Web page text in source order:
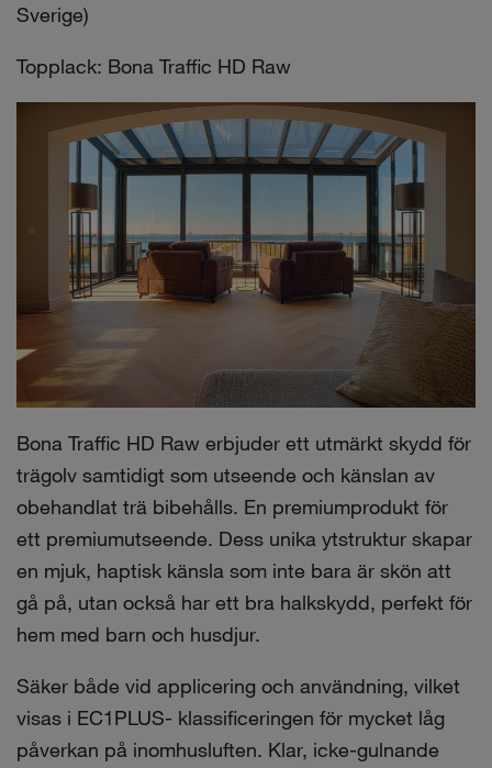
Sverige)
Topplack: Bona Traffic HD Raw
Bona Traffic HD Raw erbjuder ett utmärkt skydd för
trägolv samtidigt som utseende och känslan av
obehandlat trä bibehålls. En premiumprodukt för
ett premiumutseende. Dess unika ytstruktur skapar
en mjuk, haptisk känsla som inte bara är skön att
gå på, utan också har ett bra halkskydd, perfekt för
hem med barn och husdjur.
Säker både vid applicering och användning, vilket
visas i EC1PLUS- klassificeringen för mycket låg
påverkan på inomhusluften. Klar, icke-gulnande